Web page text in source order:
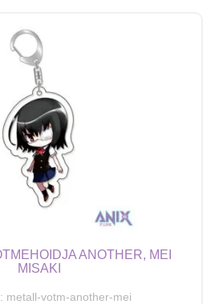
ANOTHER, MEI
MISAKI
metall-votm-another-mei